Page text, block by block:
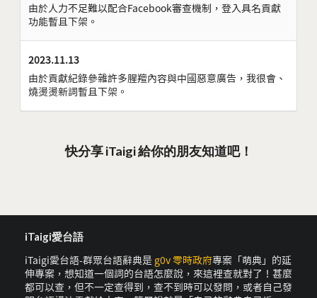
由於人力不足難以配合Facebook審查機制，登入具名貢獻
功能暫且下架。
2023.11.13
由於貢獻紀錄參雜許多腥羶內容與中國惡意廣告，我很會、
燒燙燙新詞暫且下架。
快分享 iTaigi 給你的朋友知道吧！
iTaigi愛台語
iTaigi愛台語-群眾台語辭典是 g0v 零時政府專案「萌典」的延
伸專案，想知道一個詞的台語怎麼說，來這裡查就對了！甚麼
都可以查，但不一定查得到，查不到時可以發問，或者自己發